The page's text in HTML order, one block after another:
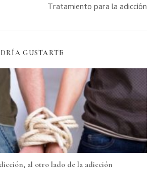
Tratamiento para la adicción
GUSTARTE
al otro lado de la adicción